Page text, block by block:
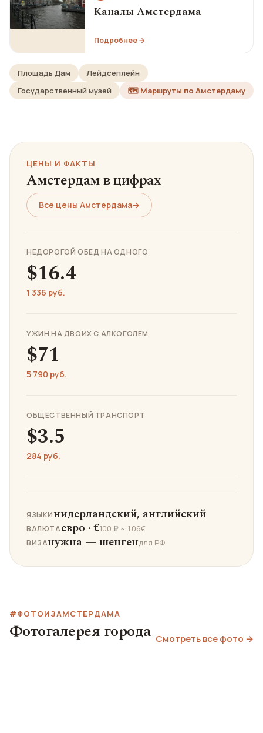
Каналы Амстердама
Подробнее →
Площадь Дам
Лейдсеплейн
Государственный музей
🗺️ Маршруты по Амстердаму
ЦЕНЫ И ФАКТЫ
Амстердам в цифрах
Все цены Амстердама→
НЕДОРОГОЙ ОБЕД НА ОДНОГО
$16.4
1 336 руб.
УЖИН НА ДВОИХ С АЛКОГОЛЕМ
$71
5 790 руб.
ОБЩЕСТВЕННЫЙ ТРАНСПОРТ
$3.5
284 руб.
ЯЗЫКИнидерландский, английский
ВАЛЮТАевро · €100 ₽ ~ 1.06€
ВИЗАнужна — шенгендля РФ
#ФОТОИЗАМСТЕРДАМА
Фотогалерея города Смотреть все фото →